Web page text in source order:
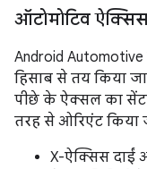
ऑटोमोटिव
Android
हिसाब से तय किया
पीछे के ऐक्सल का
तरह से ओरिएंट किया
X-ऐक्सिस दाईं